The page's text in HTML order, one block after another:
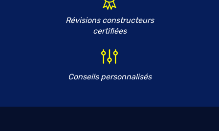
Révisions constructeurs
certifiées
Conseils personnalisés